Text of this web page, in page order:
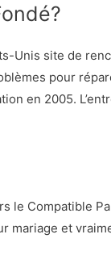
Unis site de
pour
en 2005.
le Compatible
mariage et